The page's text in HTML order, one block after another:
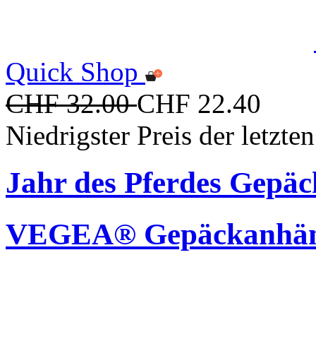
Quick Shop
CHF 32.00CHF 22.40
Niedrigster Preis der
Jahr des Pferdes
VEGEA®